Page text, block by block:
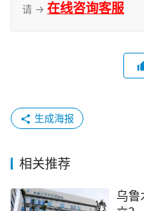
请 → 在线咨询客服
生成海报
相关推荐
乌鲁